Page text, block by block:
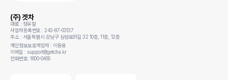
(주) 겟차
대표 : 정유철
사업자등록번호 : 243-87-00137
주소 : 서울특별시 강남구 삼성로91길 32 10층, 11층, 12층
개인정보보호책임자 : 이동용
이메일 : support@getcha.kr
전화번호: 1800-0456